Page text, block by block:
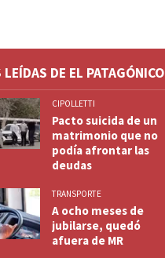
LEÍDAS DE EL PATAGÓNICO
CIPOLLETTI
Pacto suicida de un
matrimonio que no
podía afrontar las
deudas
TRANSPORTE
A ocho meses de
jubilarse, quedó
afuera de MR